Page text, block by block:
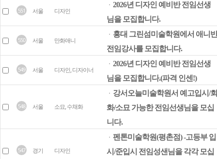
551 서울 디자인
ㆍ 2026년 디자인 예비반 전임선생
님을 모집합니다.
550 서울 만화애니
ㆍ 홍대 그린섬미술학원에서 애니반
전임강사를 모집합니다.
549 서울 디자인, 디자이너
ㆍ 2026년 디자인 예비반 전임선생
님을 모집합니다.(파격 인센!)
548 서울 소묘, 수채화
ㆍ 강서오늘미술학원서 예고입시/회
화/소묘 가능한 전임선생님을 모십
니다.
547 경기 디자인
ㆍ 펜톤미술학원(평촌점) -고등부 입
시/준입시 전임성샌님을 각각 모십